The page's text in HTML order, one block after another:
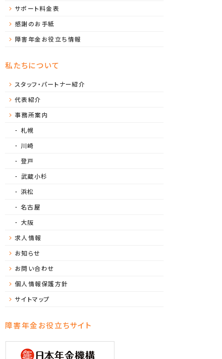
サポート料金表
感謝のお手紙
障害年金お役立ち情報
私たちについて
スタッフ・パートナー紹介
代表紹介
事務所案内
札幌
川崎
登戸
武蔵小杉
浜松
名古屋
大阪
求人情報
お知らせ
お問い合わせ
個人情報保護方針
サイトマップ
障害年金お役立ちサイト